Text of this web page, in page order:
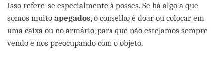
Isso refere-se especialmente à posses. Se há algo a que
somos muito apegados, o conselho é doar ou colocar em
uma caixa ou no armário, para que não estejamos sempre
vendo e nos preocupando com o objeto.